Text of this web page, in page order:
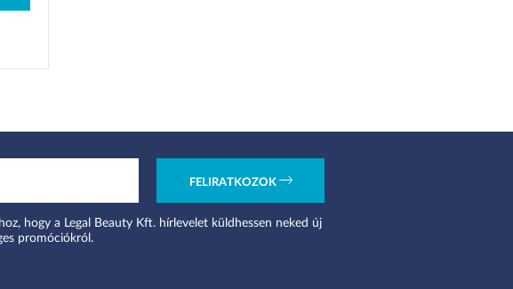
FELIRATKOZOK
hogy a Legal Beauty Kft. hírlevelet küldhessen neked új
promóciókról.